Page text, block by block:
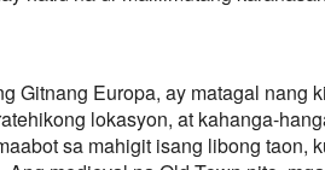
Gitnang Europa, ay matagal
lokasyon, at kahanga-
sa mahigit isang libong taon,